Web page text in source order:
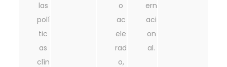
las
polí
tic
as
clín
o
ac
ele
rad
o,
ern
aci
on
al.